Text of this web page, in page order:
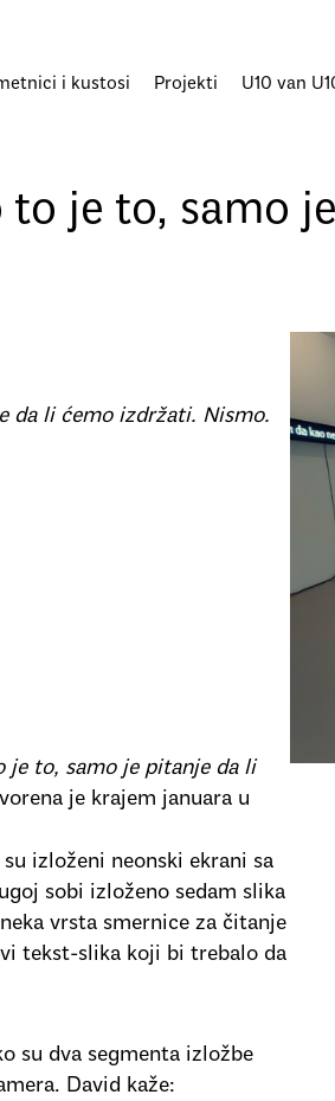
i kustosi Projekti U10 van
to je to, samo
da li ćemo izdržati. Nismo.
je to, samo je pitanje da li
je krajem januara u
izloženi neonski ekrani sa
sobi izloženo sedam slika
vrsta smernice za čitanje
tekst-slika koji bi trebalo da
su dva segmenta izložbe
David kaže: